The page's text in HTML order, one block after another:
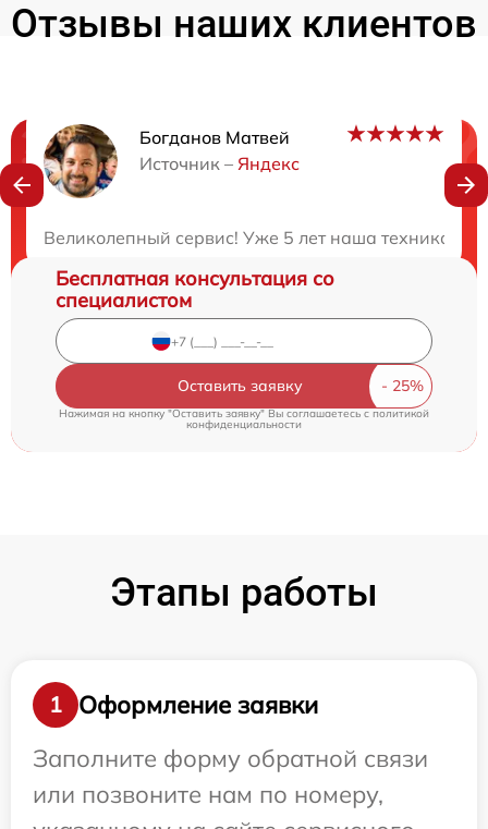
Отзывы наших клиентов
Богданов Матвей
Источник – Яндекс
Великолепный сервис! Уже 5 лет наша техника в
Нужна консультация?
Бесплатная консультация со
специалистом
Оставить заявку
Нажимая на кнопку "Оставить заявку" Вы соглашаетесь cполитикой
конфиденциальности
Этапы работы
1
Оформление заявки
Заполните форму обратной связи
или позвоните нам по номеру,